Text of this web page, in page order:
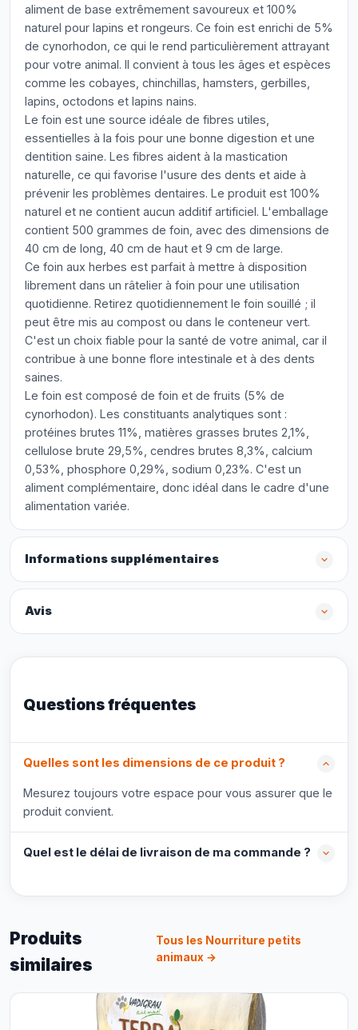
aliment de base extrêmement savoureux et 100%
naturel pour lapins et rongeurs. Ce foin est enrichi de 5%
de cynorhodon, ce qui le rend particulièrement attrayant
pour votre animal. Il convient à tous les âges et espèces
comme les cobayes, chinchillas, hamsters, gerbilles,
lapins, octodons et lapins nains.
Le foin est une source idéale de fibres utiles,
essentielles à la fois pour une bonne digestion et une
dentition saine. Les fibres aident à la mastication
naturelle, ce qui favorise l'usure des dents et aide à
prévenir les problèmes dentaires. Le produit est 100%
naturel et ne contient aucun additif artificiel. L'emballage
contient 500 grammes de foin, avec des dimensions de
40 cm de long, 40 cm de haut et 9 cm de large.
Ce foin aux herbes est parfait à mettre à disposition
librement dans un râtelier à foin pour une utilisation
quotidienne. Retirez quotidiennement le foin souillé ; il
peut être mis au compost ou dans le conteneur vert.
C'est un choix fiable pour la santé de votre animal, car il
contribue à une bonne flore intestinale et à des dents
saines.
Le foin est composé de foin et de fruits (5% de
cynorhodon). Les constituants analytiques sont :
protéines brutes 11%, matières grasses brutes 2,1%,
cellulose brute 29,5%, cendres brutes 8,3%, calcium
0,53%, phosphore 0,29%, sodium 0,23%. C'est un
aliment complémentaire, donc idéal dans le cadre d'une
alimentation variée.
Informations supplémentaires
Avis
Questions fréquentes
Quelles sont les dimensions de ce produit ?
Mesurez toujours votre espace pour vous assurer que le
produit convient.
Quel est le délai de livraison de ma commande ?
Produits
similaires
Tous les Nourriture petits
animaux →